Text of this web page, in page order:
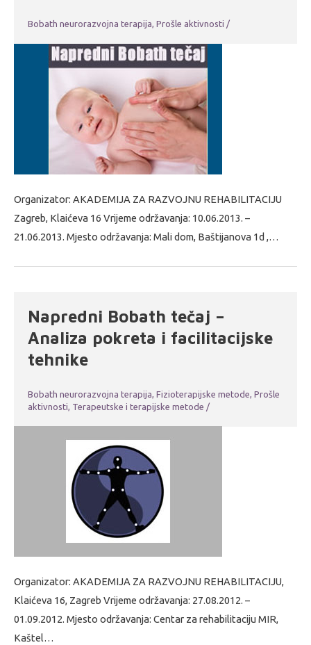
Bobath neurorazvojna terapija, Prošle aktivnosti /
Organizator: AKADEMIJA ZA RAZVOJNU REHABILITACIJU
Zagreb, Klaićeva 16 Vrijeme održavanja: 10.06.2013. –
21.06.2013. Mjesto održavanja: Mali dom, Baštijanova 1d ,…
Napredni Bobath tečaj –
Analiza pokreta i facilitacijske
tehnike
Bobath neurorazvojna terapija, Fizioterapijske metode, Prošle
aktivnosti, Terapeutske i terapijske metode /
Organizator: AKADEMIJA ZA RAZVOJNU REHABILITACIJU,
Klaićeva 16, Zagreb Vrijeme održavanja: 27.08.2012. –
01.09.2012. Mjesto održavanja: Centar za rehabilitaciju MIR,
Kaštel…